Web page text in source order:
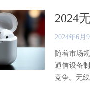
2024
2024年6月
随着市场
通信设备
竞争。无